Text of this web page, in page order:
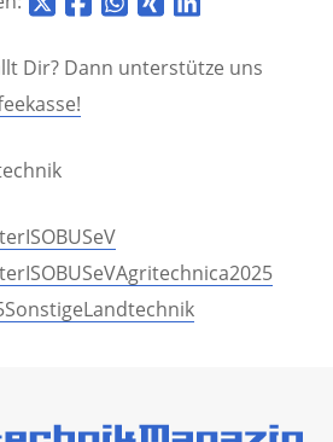
Dir? Dann unterstütze uns